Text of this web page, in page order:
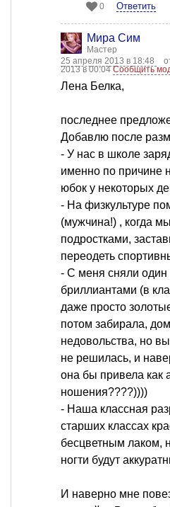
0 Ответить
Мира Сим
Мастер
25 апреля 2013 в 18:48
2013 в 00:04Сообщить
Лена Белка,
последнее
Добавлю после
- У нас в школе
именно по причине
юбок у некоторых
- На физкультуре
(мужчина!) , когда
подростками,
переодеть
- С меня сняли один
бриллиантами (в
даже просто
потом забирала,
недовольства, но
не решилась, и
она бы привела как
ношения????))))
- Наша классная
старших классах
бесцветным лаком,
ногти будут
И наверно мне